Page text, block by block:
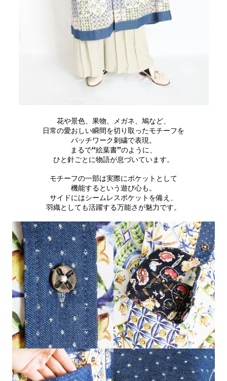
花や景色、果物、メガネ、鳩など、
日常の愛おしい瞬間を切り取ったモチーフを
パッチワーク刺繍で表現。
まるで“絵葉書”のように、
ひと針ごとに物語が息づいています。
モチーフの一部は実際にポケットとして
機能するという遊び心も。
サイドにはシームレスポケットを備え、
羽織としても活躍する万能さが魅力です。